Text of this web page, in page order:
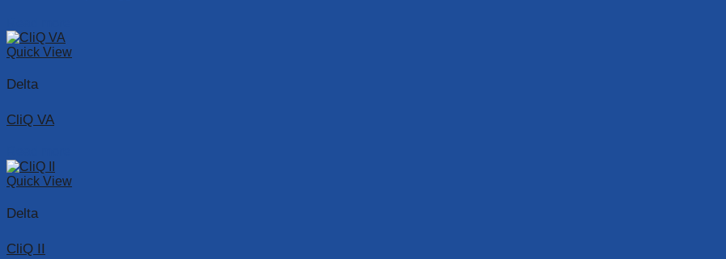
Quick View
Delta
CliQ VA
Quick View
Delta
CliQ II